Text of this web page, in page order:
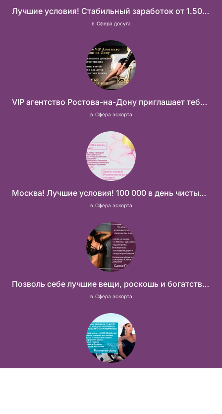
Лучшие условия! Стабильный заработок от 1.500.000₽
в Сфера досуга
VIP агентство Ростова-на-Дону приглашает тебя в свою команду!
в Сфера эскорта
Москва! Лучшие условия! 100 000 в день чистыми!
в Сфера эскорта
Позволь себе лучшие вещи, роскошь и богатство. Наши условия тебе понравятся! Действительно отличные условия и поддержка!
в Сфера эскорта